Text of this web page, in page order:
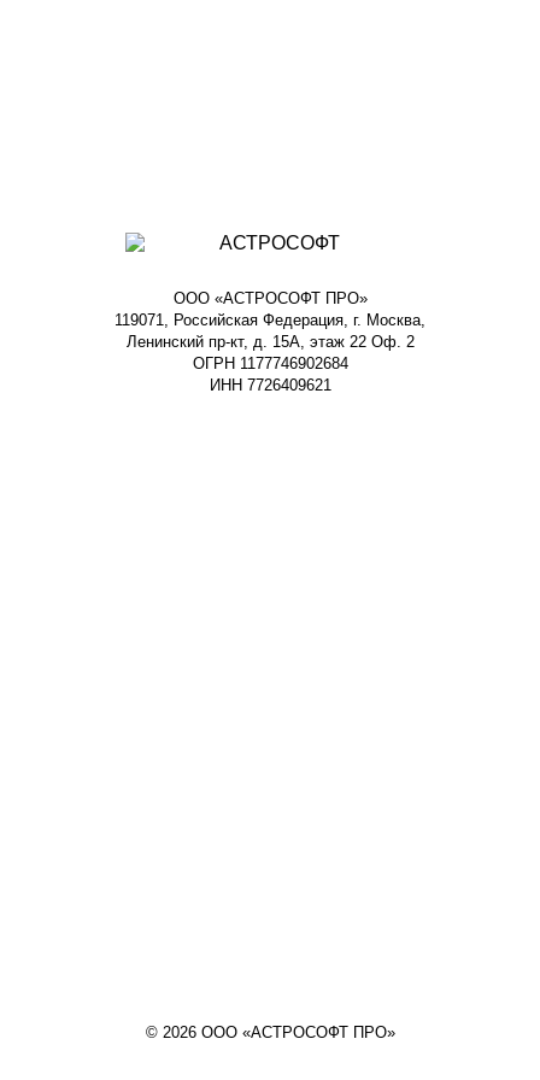
ООО «АСТРОСОФТ ПРО»
119071, Российская Федерация, г. Москва,
Ленинский пр-кт, д. 15А, этаж 22 Оф. 2
ОГРН 1177746902684
ИНН 7726409621
© 2026 ООО «АСТРОСОФТ ПРО»